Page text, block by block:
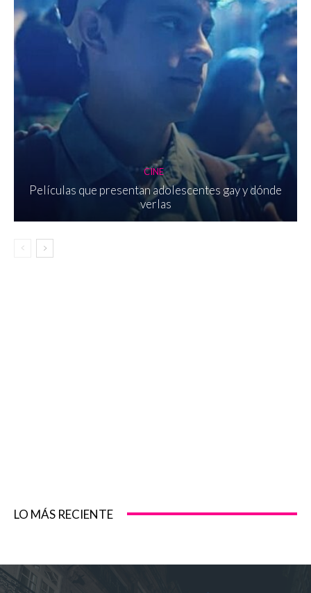
CINE
Películas que presentan adolescentes gay y dónde
verlas
LO MÁS RECIENTE